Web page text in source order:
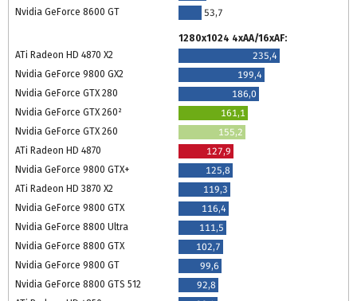
Nvidia GeForce 8600 GT
53,7
1280x1024 4xAA/16xAF:
ATi Radeon HD 4870 X2
235,4
Nvidia GeForce 9800 GX2
199,4
Nvidia GeForce GTX 280
186,0
Nvidia GeForce GTX 260²
161,1
Nvidia GeForce GTX 260
155,2
ATi Radeon HD 4870
127,9
Nvidia GeForce 9800 GTX+
125,8
ATi Radeon HD 3870 X2
119,3
Nvidia GeForce 9800 GTX
116,4
Nvidia GeForce 8800 Ultra
111,5
Nvidia GeForce 8800 GTX
102,7
Nvidia GeForce 9800 GT
99,6
Nvidia GeForce 8800 GTS 512
92,8